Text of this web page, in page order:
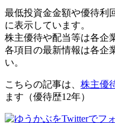
最低投資金金額や優待利
に表示しています。
株主優待や配当等は各企
各項目の最新情報は各企
い。
こちらの記事は、 株主優
ます（優待歴12年）